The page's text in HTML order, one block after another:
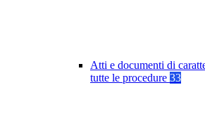
Atti e documenti di
tutte le procedure 33